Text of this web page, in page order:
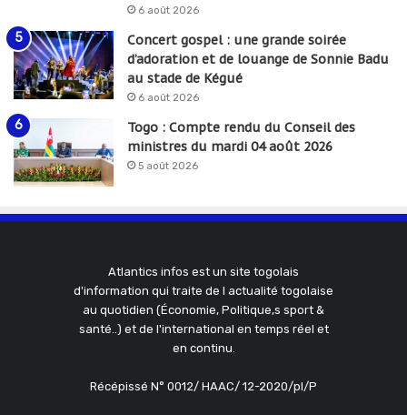
6 août 2026
Concert gospel : une grande soirée
d’adoration et de louange de Sonnie Badu
au stade de Kégué
6 août 2026
Togo : Compte rendu du Conseil des
ministres du mardi 04 août 2026
5 août 2026
Atlantics infos est un site togolais
d'information qui traite de l actualité togolaise
au quotidien (Économie, Politique,s sport &
santé..) et de l'international en temps réel et
en continu.
Récépissé N° 0012/ HAAC/ 12-2020/pl/P